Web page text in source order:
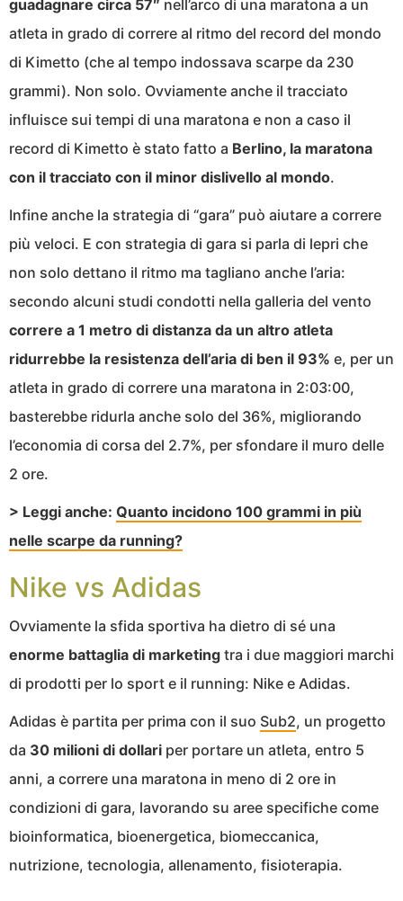
guadagnare circa 57″ nell’arco di una maratona a un
atleta in grado di correre al ritmo del record del mondo
di Kimetto (che al tempo indossava scarpe da 230
grammi). Non solo. Ovviamente anche il tracciato
influisce sui tempi di una maratona e non a caso il
record di Kimetto è stato fatto a Berlino, la maratona
con il tracciato con il minor dislivello al mondo.
Infine anche la strategia di “gara” può aiutare a correre
più veloci. E con strategia di gara si parla di lepri che
non solo dettano il ritmo ma tagliano anche l’aria:
secondo alcuni studi condotti nella galleria del vento
correre a 1 metro di distanza da un altro atleta
ridurrebbe la resistenza dell’aria di ben il 93% e, per un
atleta in grado di correre una maratona in 2:03:00,
basterebbe ridurla anche solo del 36%, migliorando
l’economia di corsa del 2.7%, per sfondare il muro delle
2 ore.
> Leggi anche: Quanto incidono 100 grammi in più
nelle scarpe da running?
Nike vs Adidas
Ovviamente la sfida sportiva ha dietro di sé una
enorme battaglia di marketing tra i due maggiori marchi
di prodotti per lo sport e il running: Nike e Adidas.
Adidas è partita per prima con il suo Sub2, un progetto
da 30 milioni di dollari per portare un atleta, entro 5
anni, a correre una maratona in meno di 2 ore in
condizioni di gara, lavorando su aree specifiche come
bioinformatica, bioenergetica, biomeccanica,
nutrizione, tecnologia, allenamento, fisioterapia.